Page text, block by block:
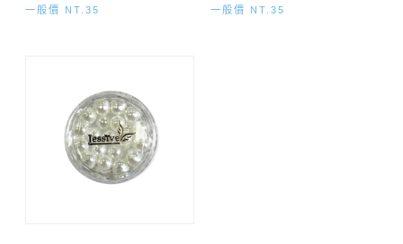
一般價 NT.35 一般價 NT.35